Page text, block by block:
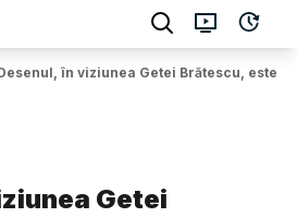
în viziunea Getei Brătescu, este
Getei